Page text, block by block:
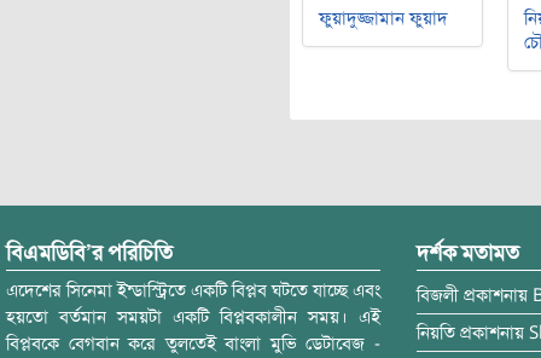
ফুয়াদুজ্জামান ফুয়াদ
বিএমডিবি’র পরিচিতি
এদেশের সিনেমা ইন্ডাস্ট্রিতে একটি বিপ্লব ঘটতে যাচ্ছে এবং
হয়তো বর্তমান সময়টা একটি বিপ্লবকালীন সময়। এই
বিপ্লবকে বেগবান করে তুলতেই বাংলা মুভি ডেটাবেজ -
দর্শক মতামত
বিজলী প্রকাশনায়
নিয়তি প্রকাশনায়